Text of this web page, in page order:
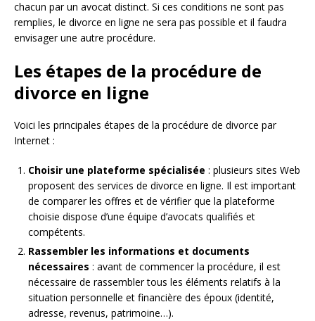
chacun par un avocat distinct. Si ces conditions ne sont pas
remplies, le divorce en ligne ne sera pas possible et il faudra
envisager une autre procédure.
Les étapes de la procédure de
divorce en ligne
Voici les principales étapes de la procédure de divorce par
Internet :
Choisir une plateforme spécialisée : plusieurs sites Web
proposent des services de divorce en ligne. Il est important
de comparer les offres et de vérifier que la plateforme
choisie dispose d’une équipe d’avocats qualifiés et
compétents.
Rassembler les informations et documents
nécessaires : avant de commencer la procédure, il est
nécessaire de rassembler tous les éléments relatifs à la
situation personnelle et financière des époux (identité,
adresse, revenus, patrimoine…).